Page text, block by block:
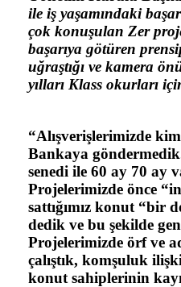
ile iş yaşamındaki
çok konuşulan Zer
başarıya götüren
uğraştığı ve kamera
yılları Klass okurları
“Alışverişlerimizde
Bankaya
senedi ile 60 ay 70 ay
Projelerimizde önce
sattığımız konut “bir
dedik ve bu şekilde
Projelerimizde örf ve
çalıştık, komşuluk
konut sahiplerinin